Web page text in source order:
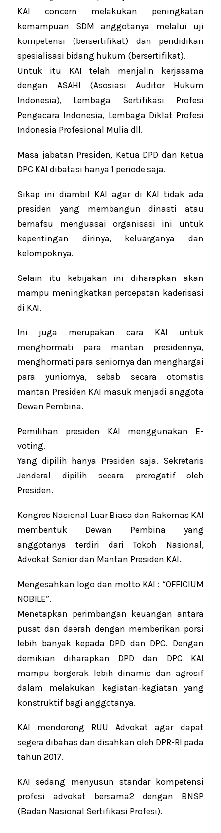
KAI concern melakukan peningkatan
kemampuan SDM anggotanya melalui uji
kompetensi (bersertifikat) dan pendidikan
spesialisasi bidang hukum (bersertifikat).
Untuk itu KAI telah menjalin kerjasama
dengan ASAHI (Asosiasi Auditor Hukum
Indonesia), Lembaga Sertifikasi Profesi
Pengacara Indonesia, Lembaga Diklat Profesi
Indonesia Profesional Mulia dll.
Masa jabatan Presiden, Ketua DPD dan Ketua
DPC KAI dibatasi hanya 1 periode saja.
Sikap ini diambil KAI agar di KAI tidak ada
presiden yang membangun dinasti atau
bernafsu menguasai organisasi ini untuk
kepentingan dirinya, keluarganya dan
kelompoknya.
Selain itu kebijakan ini diharapkan akan
mampu meningkatkan percepatan kaderisasi
di KAI.
Ini juga merupakan cara KAI untuk
menghormati para mantan presidennya,
menghormati para seniornya dan menghargai
para yuniornya, sebab secara otomatis
mantan Presiden KAI masuk menjadi anggota
Dewan Pembina.
Pemilihan presiden KAI menggunakan E-
voting.
Yang dipilih hanya Presiden saja. Sekretaris
Jenderal dipilih secara prerogatif oleh
Presiden.
Kongres Nasional Luar Biasa dan Rakernas KAI
membentuk Dewan Pembina yang
anggotanya terdiri dari Tokoh Nasional,
Advokat Senior dan Mantan Presiden KAI.
Mengesahkan logo dan motto KAI : “OFFICIUM
NOBILE”.
Menetapkan perimbangan keuangan antara
pusat dan daerah dengan memberikan porsi
lebih banyak kepada DPD dan DPC. Dengan
demikian diharapkan DPD dan DPC KAI
mampu bergerak lebih dinamis dan agresif
dalam melakukan kegiatan-kegiatan yang
konstruktif bagi anggotanya.
KAI mendorong RUU Advokat agar dapat
segera dibahas dan disahkan oleh DPR-RI pada
tahun 2017.
KAI sedang menyusun standar kompetensi
profesi advokat bersama2 dengan BNSP
(Badan Nasional Sertifikasi Profesi).